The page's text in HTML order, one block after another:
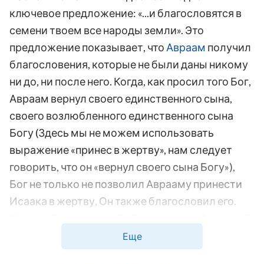
ключевое предложение: «...и благословятся в
семени твоем все народы земли». Это
предложение показывает, что Авраам получил
благословения, которые не были даны никому
ни до, ни после него. Когда, как просил того Бог,
Авраам вернул своего единственного сына,
своего возлюбленного единственного сына
Богу (Здесь мы не можем использовать
выражение «принес в жертву», нам следует
говорить, что он «вернул своего сына Богу»),
Бог не только не позволил Аврааму принести
Исаака в жертву, Он также благословил его.
Это было обетование умножить его потомство.
И насколько оно должно было умножиться? В
Еще